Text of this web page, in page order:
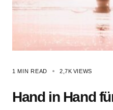
1 MIN READ 2,7K VIEWS
Hand in Hand